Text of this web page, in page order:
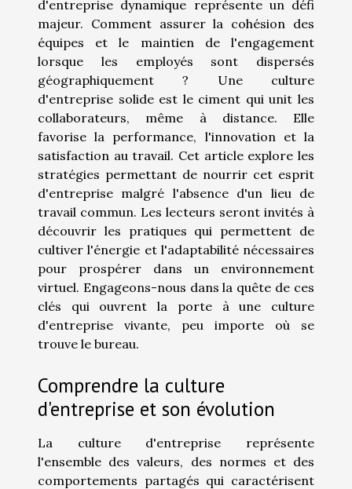
d'entreprise dynamique représente un défi
majeur. Comment assurer la cohésion des
équipes et le maintien de l'engagement
lorsque les employés sont dispersés
géographiquement ? Une culture
d'entreprise solide est le ciment qui unit les
collaborateurs, même à distance. Elle
favorise la performance, l'innovation et la
satisfaction au travail. Cet article explore les
stratégies permettant de nourrir cet esprit
d'entreprise malgré l'absence d'un lieu de
travail commun. Les lecteurs seront invités à
découvrir les pratiques qui permettent de
cultiver l'énergie et l'adaptabilité nécessaires
pour prospérer dans un environnement
virtuel. Engageons-nous dans la quête de ces
clés qui ouvrent la porte à une culture
d'entreprise vivante, peu importe où se
trouve le bureau.
Comprendre la culture
d'entreprise et son évolution
La culture d'entreprise représente
l'ensemble des valeurs, des normes et des
comportements partagés qui caractérisent